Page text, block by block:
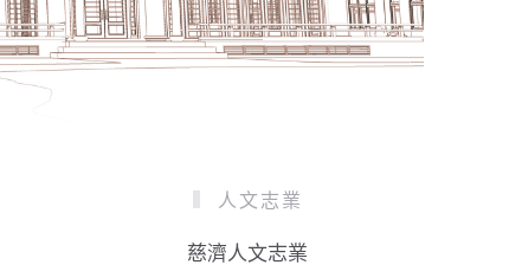
人文志業
慈濟人文志業